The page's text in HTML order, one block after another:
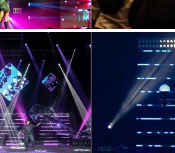
Un artista di bolle di
per teatri, festival ed
Spettacolo di
Come scegliere uno
scenico e valore per
14 aprile 2026